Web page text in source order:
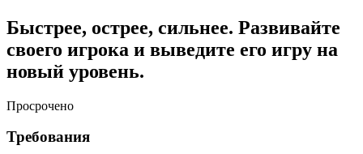
Быстрее, острее, сильнее. Развивайте
своего игрока и выведите его игру на
новый уровень.
Просрочено
Требования